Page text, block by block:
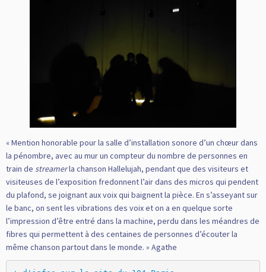
« Mention honorable pour la salle d’installation sonore d’un chœur dans
la pénombre, avec au mur un compteur du nombre de personnes en
train de streamerla chanson Hallelujah, pendant que des visiteurs et
visiteuses de l’exposition fredonnent l’air dans des micros qui pendent
du plafond, se joignant aux voix qui baignent la pièce. En s’asseyant sur
le banc, on sent les vibrations des voix et on a en quelque sorte
l’impression d’être entré dans la machine, perdu dans les méandres de
fibres qui permettent à des centaines de personnes d’écouter la
même chanson partout dans le monde. » Agathe